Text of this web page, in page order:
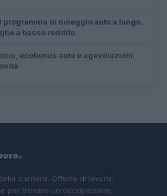
programma di noleggio auto a lungo
a basso reddito
ecobonus auto e agevolazioni
carriera. Offerte di lavoro,
per trovare un'occupazione,